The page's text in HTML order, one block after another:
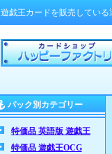
遊戯王カードを販売している
パック別カテゴリー
特価品 英語版 遊戯王
特価品 遊戯王OCG